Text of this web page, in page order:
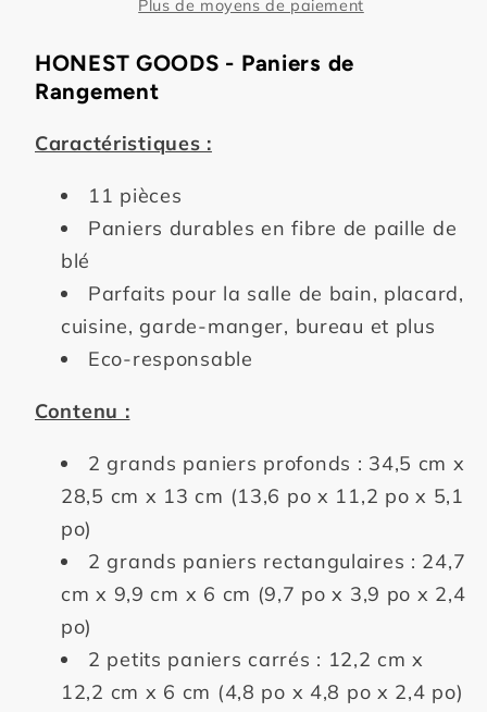
RangementRangement
Plus de moyens de paiement
HONEST GOODS - Paniers de
Rangement
Caractéristiques :
11 pièces
Paniers durables en fibre de paille de
blé
Parfaits pour la salle de bain, placard,
cuisine, garde-manger, bureau et plus
Eco-responsable
Contenu :
2 grands paniers profonds : 34,5 cm x
28,5 cm x 13 cm (13,6 po x 11,2 po x 5,1
po)
2 grands paniers rectangulaires : 24,7
cm x 9,9 cm x 6 cm (9,7 po x 3,9 po x 2,4
po)
2 petits paniers carrés : 12,2 cm x
12,2 cm x 6 cm (4,8 po x 4,8 po x 2,4 po)